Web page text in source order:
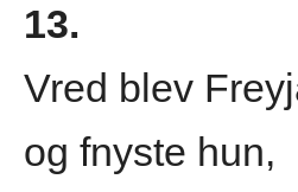
13.
Vred blev
og fnyste hun,